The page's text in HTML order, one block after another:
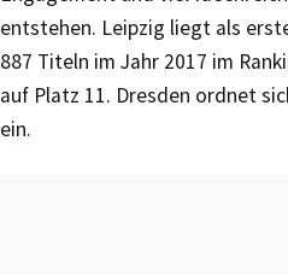
entstehen. Leipzig liegt als
887 Titeln im Jahr 2017 im
auf Platz 11. Dresden ordnet
ein.